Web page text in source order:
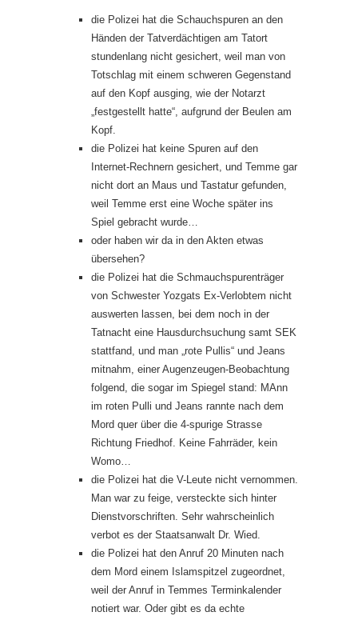
die Polizei hat die Schauchspuren an den
Händen der Tatverdächtigen am Tatort
stundenlang nicht gesichert, weil man von
Totschlag mit einem schweren Gegenstand
auf den Kopf ausging, wie der Notarzt
„festgestellt hatte“, aufgrund der Beulen am
Kopf.
die Polizei hat keine Spuren auf den
Internet-Rechnern gesichert, und Temme gar
nicht dort an Maus und Tastatur gefunden,
weil Temme erst eine Woche später ins
Spiel gebracht wurde…
oder haben wir da in den Akten etwas
übersehen?
die Polizei hat die Schmauchspurenträger
von Schwester Yozgats Ex-Verlobtem nicht
auswerten lassen, bei dem noch in der
Tatnacht eine Hausdurchsuchung samt SEK
stattfand, und man „rote Pullis“ und Jeans
mitnahm, einer Augenzeugen-Beobachtung
folgend, die sogar im Spiegel stand: MAnn
im roten Pulli und Jeans rannte nach dem
Mord quer über die 4-spurige Strasse
Richtung Friedhof. Keine Fahrräder, kein
Womo…
die Polizei hat die V-Leute nicht vernommen.
Man war zu feige, versteckte sich hinter
Dienstvorschriften. Sehr wahrscheinlich
verbot es der Staatsanwalt Dr. Wied.
die Polizei hat den Anruf 20 Minuten nach
dem Mord einem Islamspitzel zugeordnet,
weil der Anruf in Temmes Terminkalender
notiert war. Oder gibt es da echte